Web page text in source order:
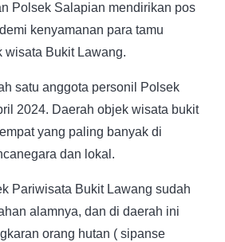
Polsek Salapian mendirikan pos
kenyamanan para tamu
wisata Bukit Lawang.
satu anggota personil Polsek
2024. Daerah objek wisata bukit
yang paling banyak di
dan lokal.
Pariwisata Bukit Lawang sudah
alamnya, dan di daerah ini
orang hutan ( sipanse